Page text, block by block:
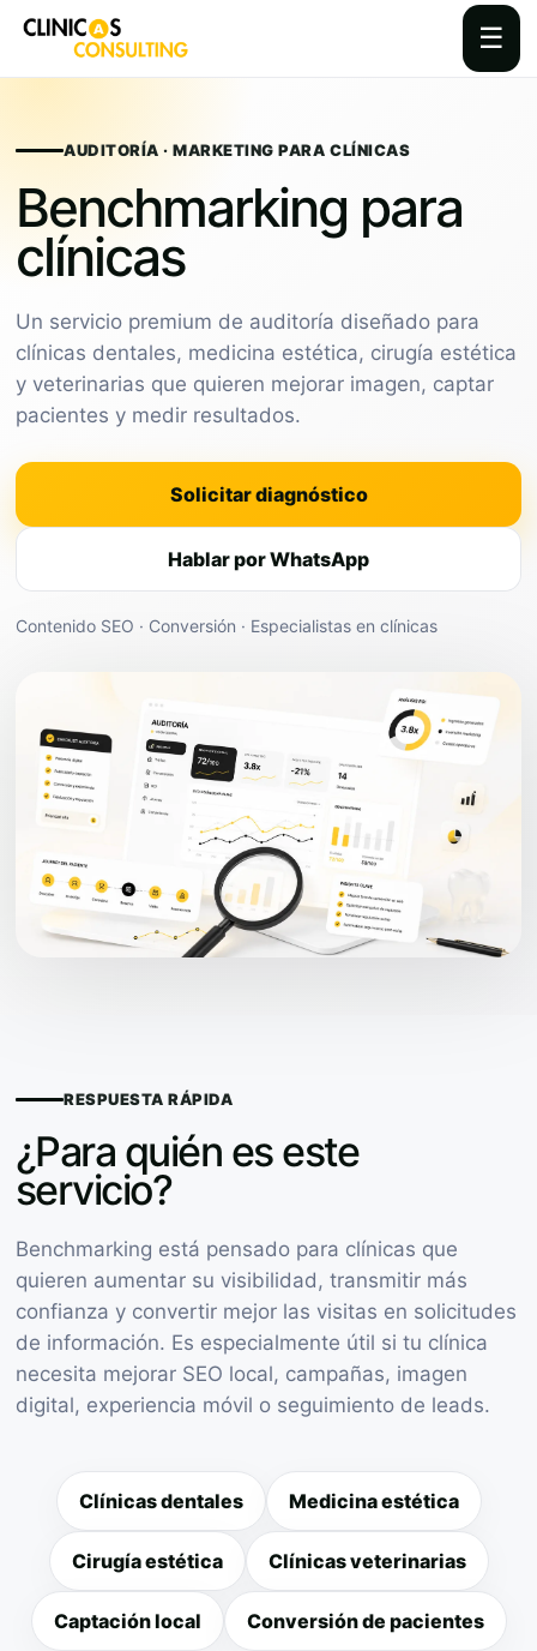
☰
contentAUDITORÍA · MARKETING PARA CLÍNICAS
Benchmarking para
clínicas
Un servicio premium de auditoría diseñado para
clínicas dentales, medicina estética, cirugía estética
y veterinarias que quieren mejorar imagen, captar
pacientes y medir resultados.
Solicitar diagnóstico
Hablar por WhatsApp
Contenido SEO · Conversión · Especialistas en clínicas
RESPUESTA RÁPIDA
¿Para quién es este
servicio?
Benchmarking está pensado para clínicas que
quieren aumentar su visibilidad, transmitir más
confianza y convertir mejor las visitas en solicitudes
de información. Es especialmente útil si tu clínica
necesita mejorar SEO local, campañas, imagen
digital, experiencia móvil o seguimiento de leads.
Clínicas dentales Medicina estética
Cirugía estética Clínicas veterinarias
Captación local Conversión de pacientes